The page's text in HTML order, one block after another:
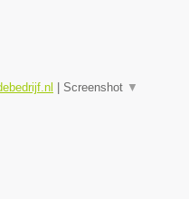
| Screenshot ▼